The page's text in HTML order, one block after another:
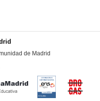
de Madrid
Certificación
conformidad
con el
del